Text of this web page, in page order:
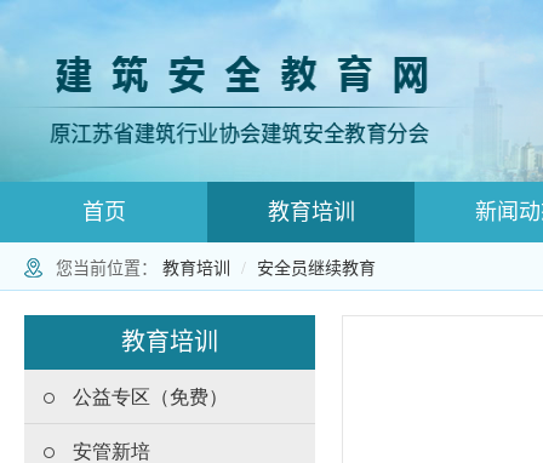
首页 教育培训 新闻
登录跳转 师资登录页面
您当前位置： 教育培训 安全员继续教育
教育培训
公益专区（免费）
安管新培